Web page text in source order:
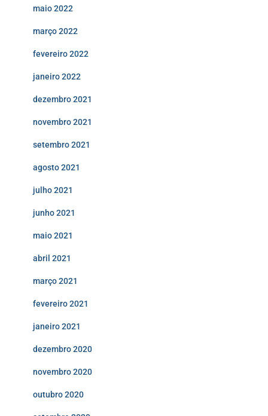
maio 2022
março 2022
fevereiro 2022
janeiro 2022
dezembro 2021
novembro 2021
setembro 2021
agosto 2021
julho 2021
junho 2021
maio 2021
abril 2021
março 2021
fevereiro 2021
janeiro 2021
dezembro 2020
novembro 2020
outubro 2020